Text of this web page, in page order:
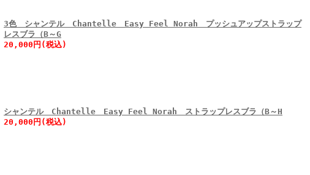
3色 シャンテル Chantelle Easy Feel Norah プッシュアップストラップ
レスブラ（B～G
20,000円(税込)
シャンテル Chantelle Easy Feel Norah ストラップレスブラ（B～H
20,000円(税込)